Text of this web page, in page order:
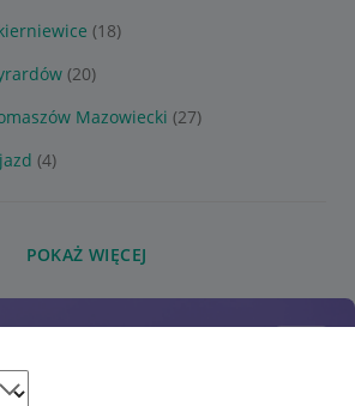
(18)
(20)
Mazowiecki (27)
(4)
POKAŻ WIĘCEJ